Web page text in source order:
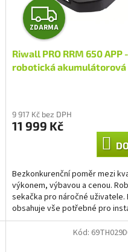
Z
D
A
M
ZDARMA
Riwall PRO RRM 650 APP -
robotická akumulátorová
9 917 Kč bez DPH
11 999 Kč
Bezkonkurenční poměr mezi
výkonem, výbavou a cenou.
sekačka pro náročné uživatele.
obsahuje vše potřebné pro
sekačky. Moderní sekací...
Kód: